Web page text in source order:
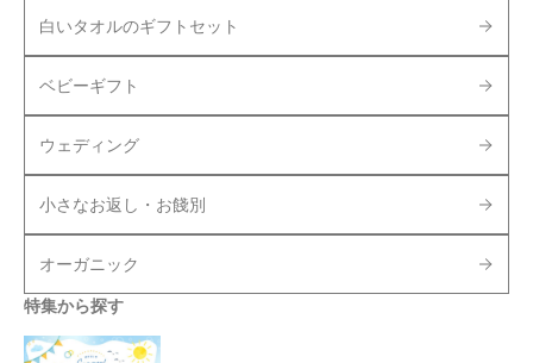
白いタオルのギフトセット
ベビーギフト
ウェディング
小さなお返し・お餞別
オーガニック
特集から探す